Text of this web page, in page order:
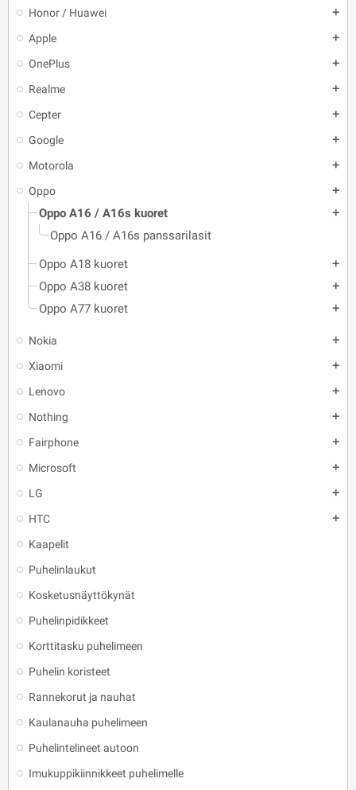
Honor / Huawei add
Apple add
OnePlus add
Realme add
Cepter add
Google add
Motorola add
Oppo add
Oppo A16 / A16s kuoret add
Oppo A16 / A16s panssarilasit
Oppo A18 kuoret
add
Oppo A38 kuoret add
Oppo A77 kuoret add
Nokia add
Xiaomi add
Lenovo add
Nothing add
Fairphone add
Microsoft add
LG add
HTC add
Kaapelit
Puhelinlaukut
Kosketusnäyttökynät
Puhelinpidikkeet
Korttitasku puhelimeen
Puhelin koristeet
Rannekorut ja nauhat
Kaulanauha puhelimeen
Puhelintelineet autoon
Imukuppikiinnikkeet puhelimelle